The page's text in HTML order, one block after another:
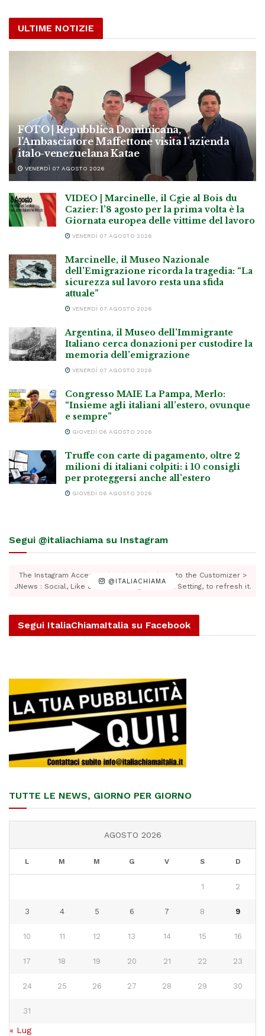
ULTIME NOTIZIE
FOTO | Repubblica Dominicana,
l’Ambasciatore Maffettone visita l’azienda
italo-venezuelana Katae
VENERDÌ 07 AGOSTO 2026
VIDEO | Marcinelle, il Cgie al Bois du
Cazier: l’8 agosto per la prima volta è la
Giornata europea delle vittime del lavoro
VENERDÌ 07 AGOSTO 2026
Marcinelle, il Museo Nazionale
dell’Emigrazione ricorda la tragedia: “La
sicurezza sul lavoro resta una sfida
attuale”
VENERDÌ 07 AGOSTO 2026
Argentina, il Museo dell’Immigrante
Italiano cerca donazioni per custodire la
memoria dell’emigrazione
VENERDÌ 07 AGOSTO 2026
Congresso MAIE La Pampa, Merlo:
“Insieme agli italiani all’estero, ovunque
e sempre”
GIOVEDÌ 06 AGOSTO 2026
Truffe con carte di pagamento, oltre 2
milioni di italiani colpiti: i 10 consigli
per proteggersi anche all’estero
GIOVEDÌ 06 AGOSTO 2026
Segui @italiachiama su Instagram
@ITALIACHIAMA
The Instagram Access Token is expired, Go to the Customizer >
JNews : Social, Like & View > Instagram Feed Setting, to refresh it.
Segui ItaliaChiamaItalia su Facebook
TUTTE LE NEWS, GIORNO PER GIORNO
AGOSTO 2026
L M M G V S D
1 2
3 4 5 6 7 8 9
10 11 12 13 14 15 16
17 18 19 20 21 22 23
24 25 26 27 28 29 30
31
« Lug